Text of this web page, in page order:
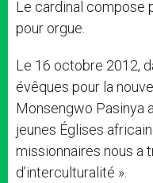
Le cardinal compose
pour orgue.
Le 16 octobre 2012,
évêques pour la
Monsengwo Pasinya
jeunes Églises
missionnaires nous a
d’interculturalité ».